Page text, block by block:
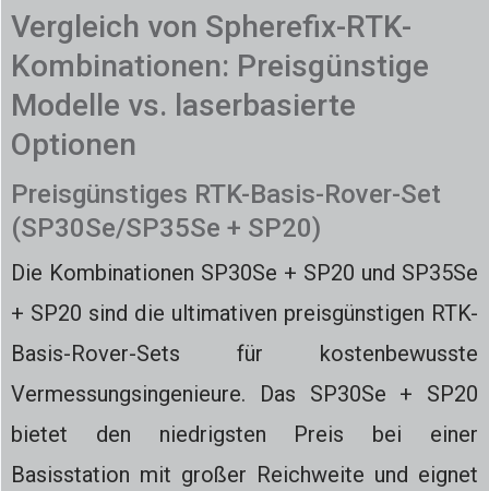
Vergleich von Spherefix-RTK-
Kombinationen: Preisgünstige
Modelle vs. laserbasierte
Optionen
Preisgünstiges RTK-Basis-Rover-Set
(SP30Se/SP35Se + SP20)
Die Kombinationen SP30Se + SP20 und SP35Se
+ SP20 sind die ultimativen preisgünstigen RTK-
Basis-Rover-Sets für kostenbewusste
Vermessungsingenieure. Das SP30Se + SP20
bietet den niedrigsten Preis bei einer
Basisstation mit großer Reichweite und eignet